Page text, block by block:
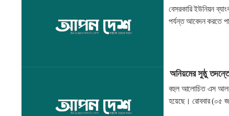
বেসরকারি ইউনিয়ন
পর্যন্ত আবেদন করতে
অনিয়মের সুষ্ঠু
বহুল আলোচিত এস আলমের
হয়েছে। রোববার (০৫